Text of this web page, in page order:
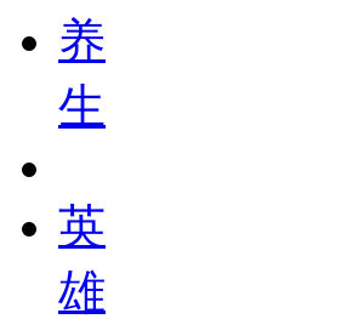
养
生
英
雄